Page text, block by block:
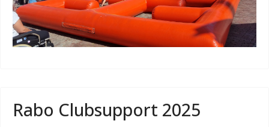
Rabo Clubsupport 2025